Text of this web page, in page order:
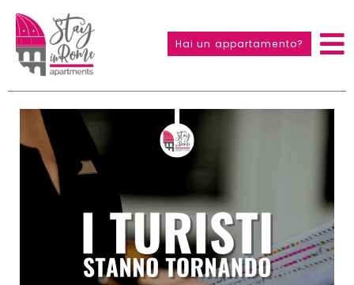
Hai un appartamento?